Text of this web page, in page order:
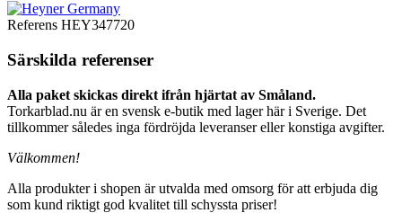
Referens HEY347720
Särskilda referenser
Alla paket skickas direkt ifrån hjärtat av Småland.
Torkarblad.nu är en svensk e-butik med lager här i Sverige. Det
tillkommer således inga fördröjda leveranser eller konstiga avgifter.
Välkommen!
Alla produkter i shopen är utvalda med omsorg för att erbjuda dig
som kund riktigt god kvalitet till schyssta priser!